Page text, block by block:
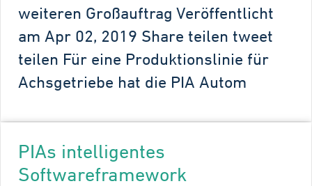
weiteren Großauftrag Veröffentlicht
am Apr 02, 2019 Share teilen tweet
teilen Für eine Produktionslinie für
Achsgetriebe hat die PIA Autom
PIAs intelligentes
Softwareframework